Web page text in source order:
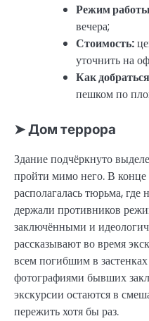
Режим
вечера;
Стоимость:
уточнить на
Как
пешком по
➤ Дом террора
Здание подчёркнуто
пройти мимо него. В конце
располагалась тюрьма,
держали противников
заключёнными и
рассказывают во время
всем погибшим в
фотографиями бывших
экскурсии остаются в
пережить хотя бы раз.